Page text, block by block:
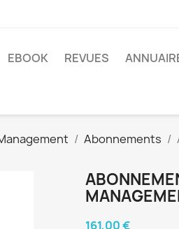
EBOOK REVUES
Abonnements
161,00 €